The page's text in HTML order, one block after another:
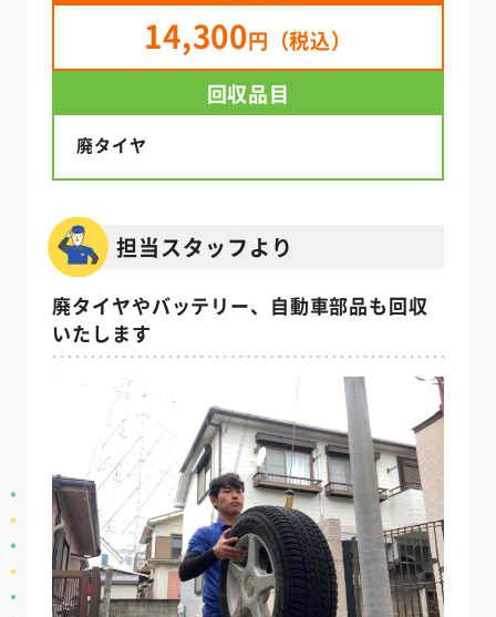
14,300円（税込）
回収品目
廃タイヤ
担当スタッフより
廃タイヤやバッテリー、自動車部品も回収
いたします